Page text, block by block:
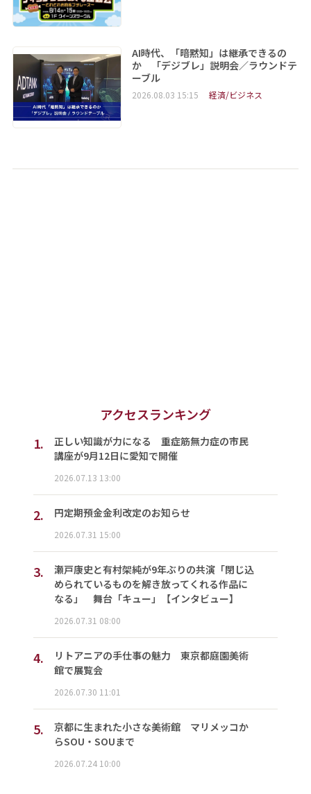
AI時代、「暗黙知」は継承できるの
か 「デジブレ」説明会／ラウンドテ
ーブル
2026.08.03 15:15 経済/ビジネス
アクセスランキング
1.
正しい知識が力になる 重症筋無力症の市民
講座が9月12日に愛知で開催
2026.07.13 13:00
2. 円定期預金金利改定のお知らせ
2026.07.31 15:00
3.
瀬戸康史と有村架純が9年ぶりの共演「閉じ込
められているものを解き放ってくれる作品に
なる」 舞台「キュー」【インタビュー】
2026.07.31 08:00
4.
リトアニアの手仕事の魅力 東京都庭園美術
館で展覧会
2026.07.30 11:01
5.
京都に生まれた小さな美術館 マリメッコか
らSOU・SOUまで
2026.07.24 10:00